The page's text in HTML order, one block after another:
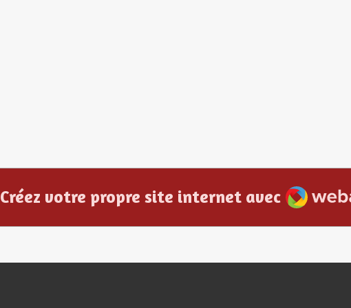
Créez votre propre site internet avec